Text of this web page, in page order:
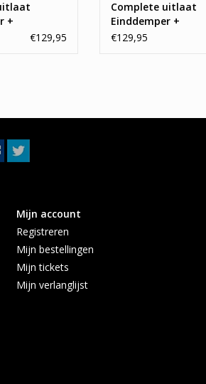
+
Opel
€129,95
Complete uitlaat
Einddemper +
Middendemper Opel
€129,95
Mijn account
Registreren
Mijn bestellingen
Mijn tickets
Mijn verlanglijst